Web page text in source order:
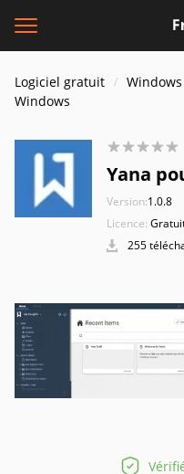
Logiciel gratuit Windows
Windows
Yana
Version:1.0.8
Licence:
255